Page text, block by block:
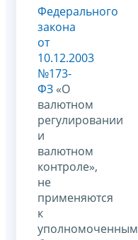
Федерального
закона
от
10.12.2003
№173-
ФЗ «О
валютном
регулировании
и
валютном
контроле»,
не
применяются
к
уполномоченным